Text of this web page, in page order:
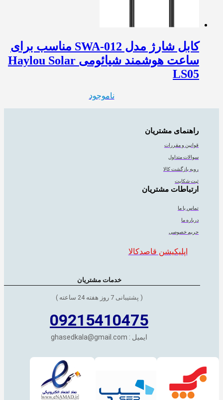
کابل شارژ مدل SWA-012 مناسب برای
ساعت هوشمند شیائومی Haylou Solar
LS05
ناموجود
راهنمای مشتریان
قوانین و مقررات
سوالات متداول
رویه بازگشت کالا
ثبت شکایت
ارتباطات مشتریان
تماس با ما
درباره ما
حریم خصوصی
اپلیکیشن قاصدکالا
خدمات مشتریان
( پشتیبانی 7 روز هفته 24 ساعته )
09215410475
ایمیل : ghasedkala@gmail.com